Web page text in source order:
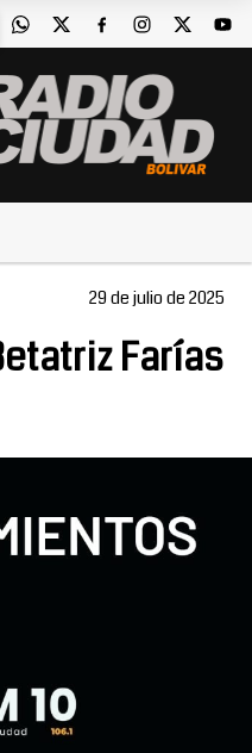
29 de julio de 2025
Farías